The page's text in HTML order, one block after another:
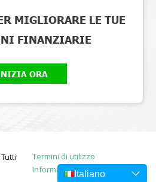
Italiano
MIGLIORARE LE TUE
FINANZIARIE
ORA
Tutti
Termini di utilizzo
Informativa sulla privacy